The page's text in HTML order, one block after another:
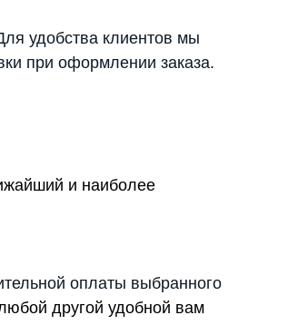
удобства клиентов мы
при оформлении заказа.
и наиболее
оплаты выбранного
другой удобной вам